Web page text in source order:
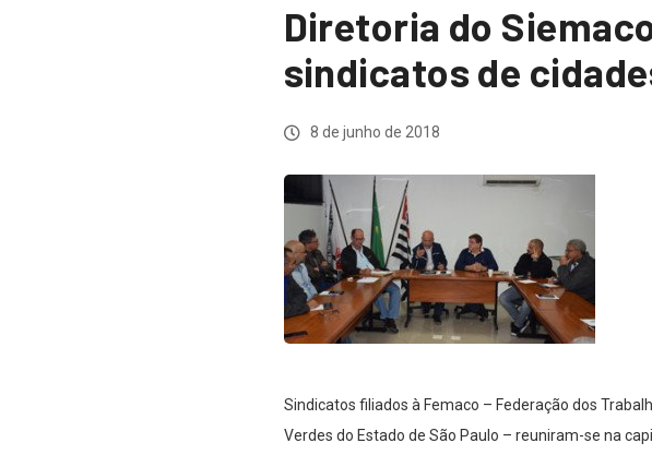
Diretoria do
sindicatos de
8 de junho de 2018
Sindicatos filiados à Femaco – Federação dos
Verdes do Estado de São Paulo – reuniram-se na